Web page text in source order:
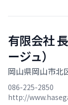
有限会社
ージュ）
岡山県岡山市北
086-225-2850
http://